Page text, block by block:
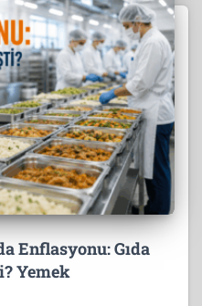
Enflasyonu: Gıda
Yemek